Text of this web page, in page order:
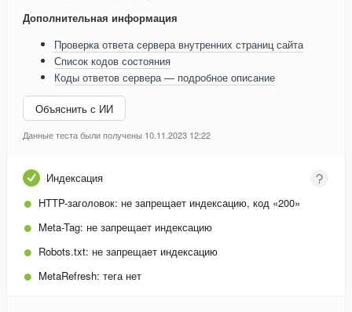
Дополнительная информация
Проверка ответа сервера внутренних страниц сайта
Список кодов состояния
Коды ответов сервера — подробное описание
Объяснить с ИИ
Данные теста были получены 10.11.2023 12:22
Индексация
HTTP-заголовок: не запрещает индексацию, код «200»
Meta-Tag: не запрещает индексацию
Robots.txt: не запрещает индексацию
MetaRefresh: тега нет